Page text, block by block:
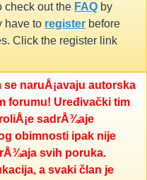
check out the FAQ by
have to register before
Click the register link
naruÅ¡avaju autorska
forumu! Uređivački tim
sadrÅ¾aje
obimnosti ipak nije
svih poruka.
a svaki član je